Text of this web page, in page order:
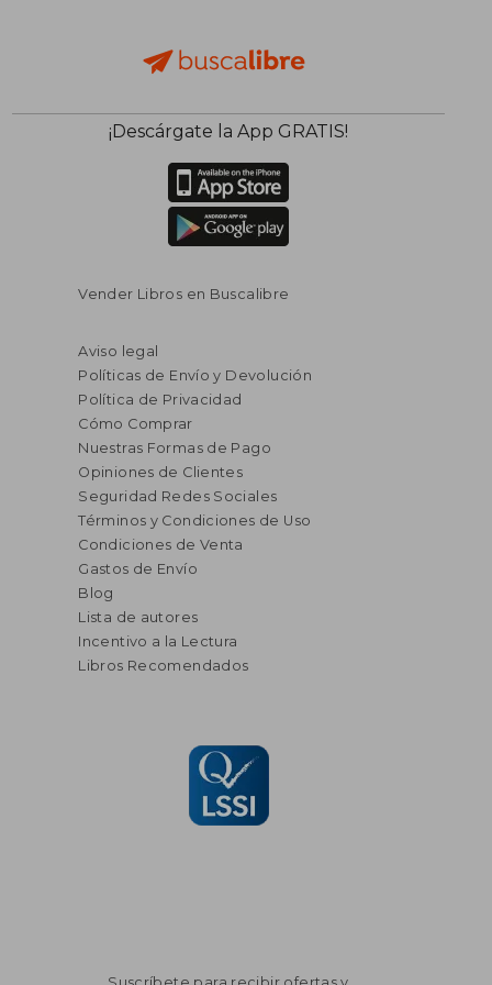
¡Descárgate la App GRATIS!
Vender Libros en Buscalibre
Aviso legal
Políticas de Envío y Devolución
Política de Privacidad
Cómo Comprar
Nuestras Formas de Pago
Opiniones de Clientes
Seguridad Redes Sociales
Términos y Condiciones de Uso
Condiciones de Venta
Gastos de Envío
Blog
Lista de autores
Incentivo a la Lectura
Libros Recomendados